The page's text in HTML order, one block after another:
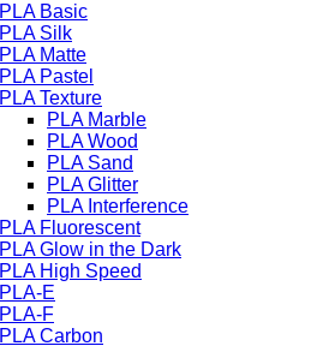
PLA Basic
PLA Silk
PLA Matte
PLA Pastel
PLA Texture
PLA Marble
PLA Wood
PLA Sand
PLA Glitter
PLA Interference
PLA Fluorescent
PLA Glow in the Dark
PLA High Speed
PLA-E
PLA-F
PLA Carbon